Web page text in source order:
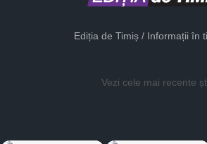
Ediția de Timiș / Informații în
Vezi cele mai recente